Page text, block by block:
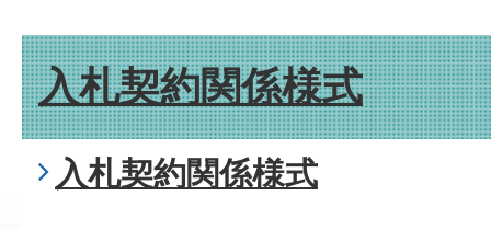
入札契約関係様式
入札契約関係様式